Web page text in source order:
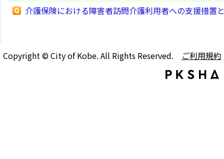
介護保険における障害者訪問介護利用者への支援措置
Copyright © City of Kobe. All Rights Reserved. ご利用規約